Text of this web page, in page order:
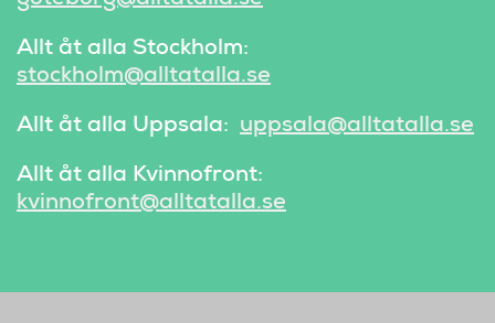
Allt åt alla Stockholm:
stockholm@alltatalla.se
Allt åt alla Uppsala: uppsala@alltatalla.se
Allt åt alla Kvinnofront:
kvinnofront@alltatalla.se